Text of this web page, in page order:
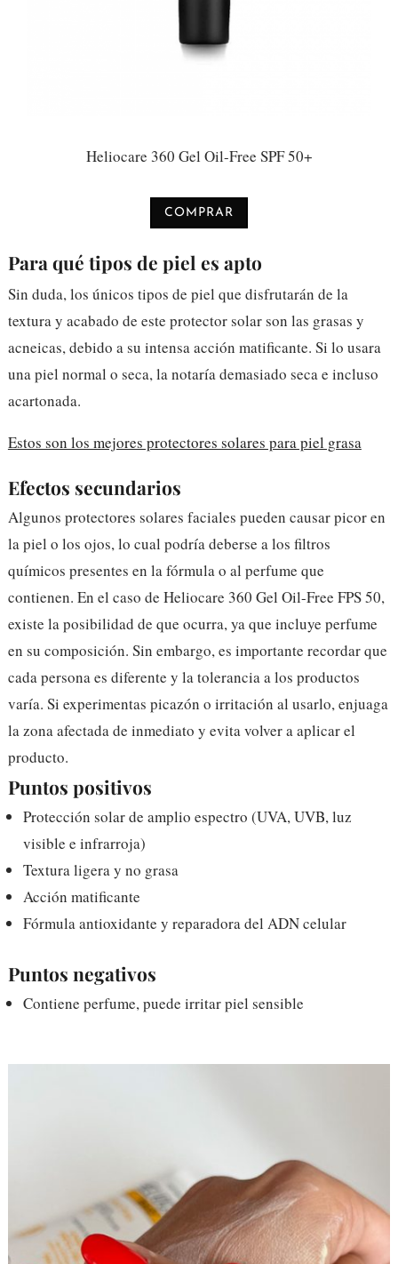
Heliocare 360 Gel Oil-Free SPF 50+
COMPRAR
Para qué tipos de piel es apto
Sin duda, los únicos tipos de piel que disfrutarán de la
textura y acabado de este protector solar son las grasas y
acneicas, debido a su intensa acción matificante. Si lo usara
una piel normal o seca, la notaría demasiado seca e incluso
acartonada.
Estos son los mejores protectores solares para piel grasa
Efectos secundarios
Algunos protectores solares faciales pueden causar picor en
la piel o los ojos, lo cual podría deberse a los filtros
químicos presentes en la fórmula o al perfume que
contienen. En el caso de Heliocare 360 Gel Oil-Free FPS 50,
existe la posibilidad de que ocurra, ya que incluye perfume
en su composición. Sin embargo, es importante recordar que
cada persona es diferente y la tolerancia a los productos
varía. Si experimentas picazón o irritación al usarlo, enjuaga
la zona afectada de inmediato y evita volver a aplicar el
producto.
Puntos positivos
Protección solar de amplio espectro (UVA, UVB, luz
visible e infrarroja)
Textura ligera y no grasa
Acción matificante
Fórmula antioxidante y reparadora del ADN celular
Puntos negativos
Contiene perfume, puede irritar piel sensible